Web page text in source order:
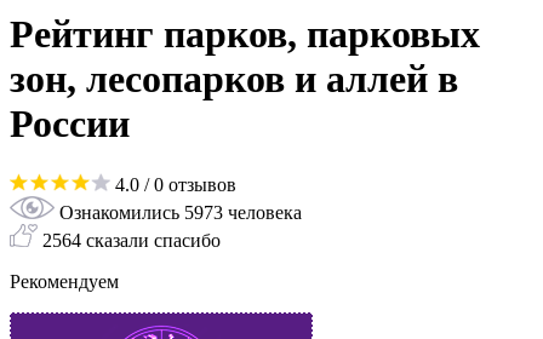
Рейтинг парков, парковых
зон, лесопарков и аллей в
России
4.0 / 0 отзывов
Ознакомились 5973 человека
2564 сказали спасибо
Рекомендуем